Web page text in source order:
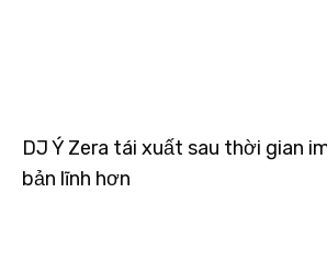
DJ Ý Zera tái xuất sau thời gian
bản lĩnh hơn